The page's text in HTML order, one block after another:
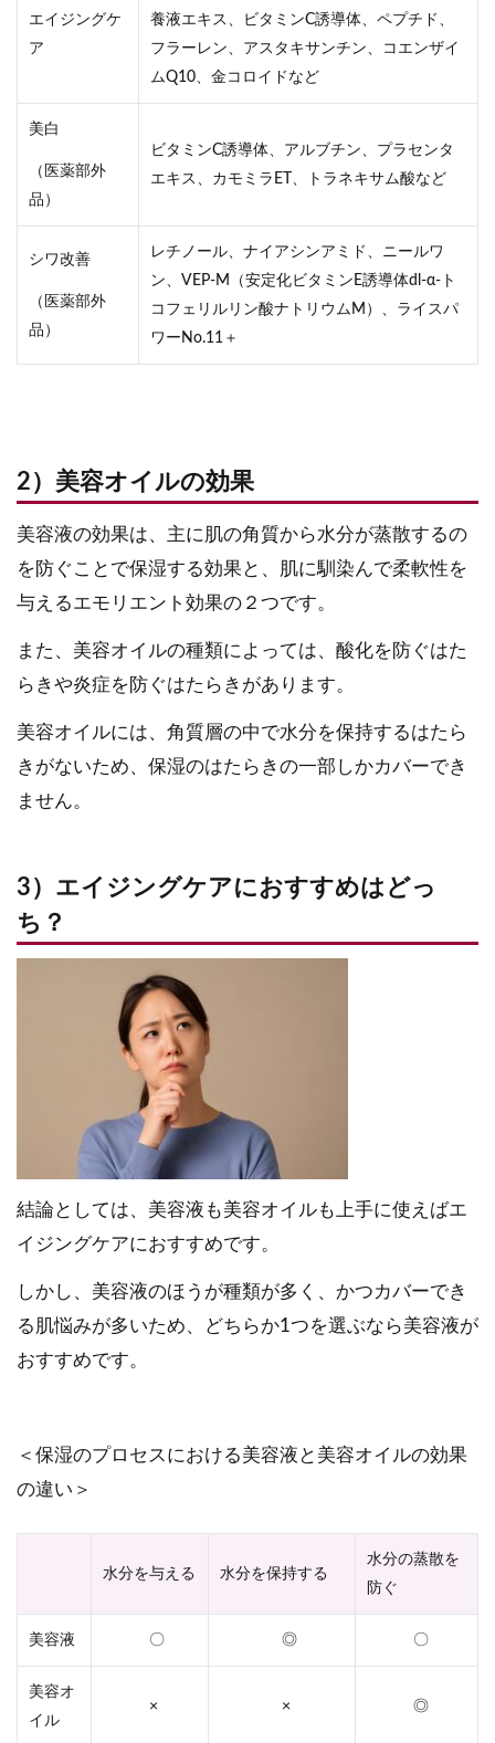
エイジングケ
ア
養液エキス、ビタミンC誘導体、ペプチド、
フラーレン、アスタキサンチン、コエンザイ
ムQ10、金コロイドなど
美白
（医薬部外
品）
ビタミンC誘導体、アルブチン、プラセンタ
エキス、カモミラET、トラネキサム酸など
シワ改善
（医薬部外
品）
レチノール、ナイアシンアミド、ニールワ
ン、VEP-M（安定化ビタミンE誘導体dl-α-ト
コフェリルリン酸ナトリウムM）、ライスパ
ワーNo.11＋
2）美容オイルの効果
美容液の効果は、主に肌の角質から水分が蒸散するの
を防ぐことで保湿する効果と、肌に馴染んで柔軟性を
与えるエモリエント効果の２つです。
また、美容オイルの種類によっては、酸化を防ぐはた
らきや炎症を防ぐはたらきがあります。
美容オイルには、角質層の中で水分を保持するはたら
きがないため、保湿のはたらきの一部しかカバーでき
ません。
3）エイジングケアにおすすめはどっ
ち？
結論としては、美容液も美容オイルも上手に使えばエ
イジングケアにおすすめです。
しかし、美容液のほうが種類が多く、かつカバーでき
る肌悩みが多いため、どちらか1つを選ぶなら美容液が
おすすめです。
＜保湿のプロセスにおける美容液と美容オイルの効果
の違い＞
水分を与える 水分を保持する
水分の蒸散を
防ぐ
美容液 〇 ◎ 〇
美容オ
イル
× × ◎